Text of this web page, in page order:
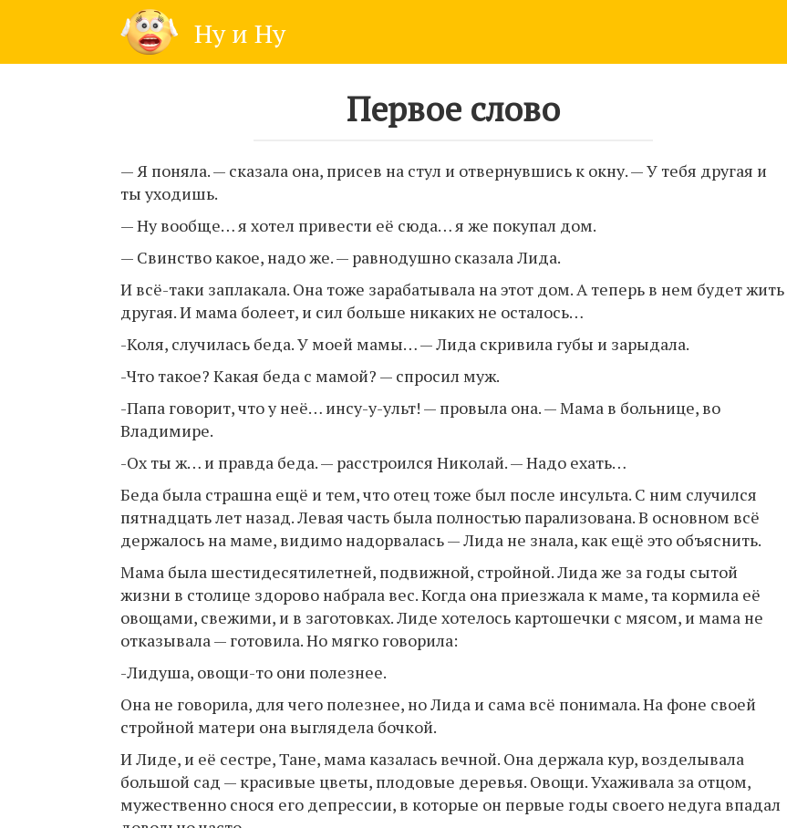
Ну и Ну
Первое слово
— Я поняла. — сказала она, присев на стул и отвернувшись к окну. — У тебя другая и
ты уходишь.
— Ну вообще… я хотел привести её сюда… я же покупал дом.
— Свинство какое, надо же. — равнодушно сказала Лида.
И всё-таки заплакала. Она тоже зарабатывала на этот дом. А теперь в нем будет жить
другая. И мама болеет, и сил больше никаких не осталось…
-Коля, случилась беда. У моей мамы… — Лида скривила губы и зарыдала.
-Что такое? Какая беда с мамой? — спросил муж.
-Папа говорит, что у неё… инсу-у-ульт! — провыла она. — Мама в больнице, во
Владимире.
-Ох ты ж… и правда беда. — расстроился Николай. — Надо ехать…
Беда была страшна ещё и тем, что отец тоже был после инсульта. С ним случился
пятнадцать лет назад. Левая часть была полностью парализована. В основном всё
держалось на маме, видимо надорвалась — Лида не знала, как ещё это объяснить.
Мама была шестидесятилетней, подвижной, стройной. Лида же за годы сытой
жизни в столице здорово набрала вес. Когда она приезжала к маме, та кормила её
овощами, свежими, и в заготовках. Лиде хотелось картошечки с мясом, и мама не
отказывала — готовила. Но мягко говорила:
-Лидуша, овощи-то они полезнее.
Она не говорила, для чего полезнее, но Лида и сама всё понимала. На фоне своей
стройной матери она выглядела бочкой.
И Лиде, и её сестре, Тане, мама казалась вечной. Она держала кур, возделывала
большой сад — красивые цветы, плодовые деревья. Овощи. Ухаживала за отцом,
мужественно снося его депрессии, в которые он первые годы своего недуга впадал